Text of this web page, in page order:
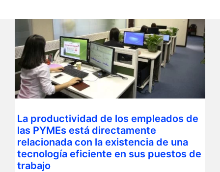
La productividad de los empleados de
las PYMEs está directamente
relacionada con la existencia de una
tecnología eficiente en sus puestos de
trabajo